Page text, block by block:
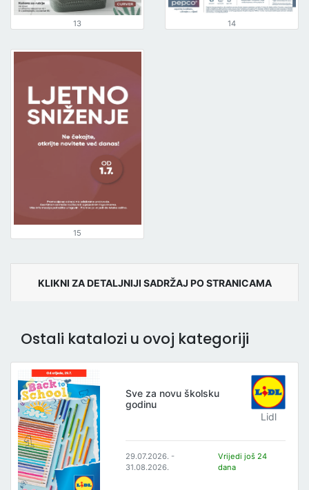
13 14
15
KLIKNI ZA DETALJNIJI SADRŽAJ PO STRANICAMA
Ostali katalozi u ovoj kategoriji
Sve za novu školsku
godinu
Lidl
29.07.2026. -
31.08.2026.
Vrijedi još 24
dana